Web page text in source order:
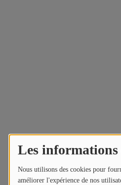
Les informations
Nous utilisons des cookies pour
améliorer l'expérience de nos